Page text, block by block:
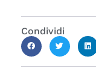
Condividi